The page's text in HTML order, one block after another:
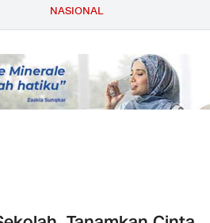
NASIONAL